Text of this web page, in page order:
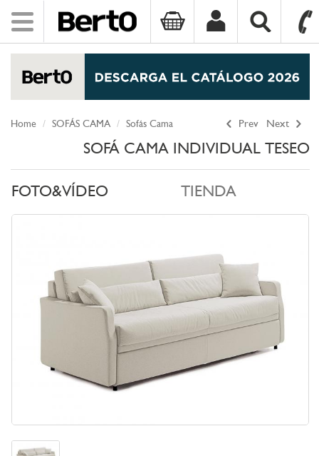
Toggle
navigation
Prev Next
Home SOFÁS CAMA Sofás Cama
SOFÁ CAMA INDIVIDUAL TESEO
FOTO&VÍDEO TIENDA